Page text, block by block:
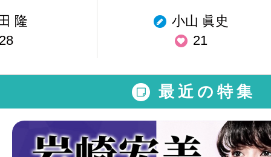
隆
小山 眞史
21
最近の特集